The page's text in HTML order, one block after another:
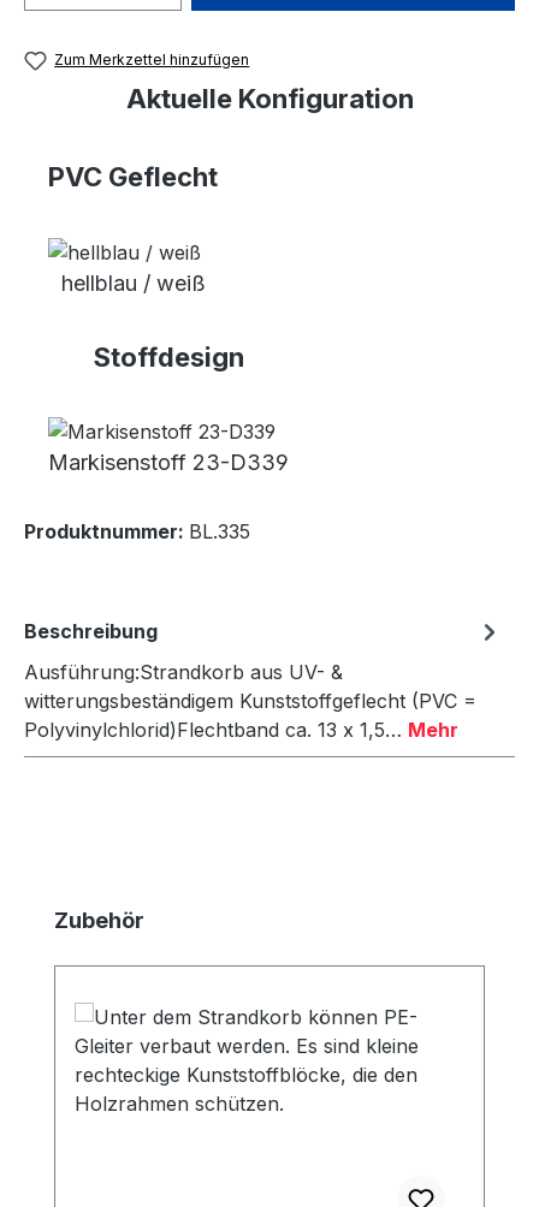
Zum Merkzettel hinzufügen
Aktuelle Konfiguration
PVC Geflecht
hellblau / weiß
Stoffdesign
Markisenstoff 23-D339
Produktnummer: BL.335
Beschreibung
Ausführung:Strandkorb aus UV- &
witterungsbeständigem Kunststoffgeflecht (PVC =
Polyvinylchlorid)Flechtband ca. 13 x 1,5… Mehr
Produktgalerie überspringen
Zubehör